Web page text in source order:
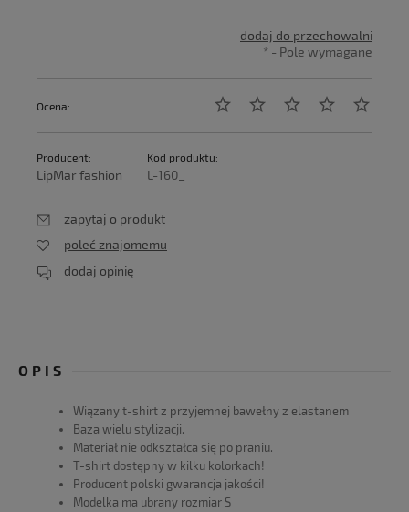
dodaj do przechowalni
* - Pole wymagane
Ocena:
Producent:
LipMar fashion
Kod produktu:
L-160_
zapytaj o produkt
poleć znajomemu
dodaj opinię
OPIS
Wiązany t-shirt z przyjemnej bawełny z elastanem
Baza wielu stylizacji.
Materiał nie odkształca się po praniu.
T-shirt dostępny w kilku kolorkach!
Producent polski gwarancja jakości!
Modelka ma ubrany rozmiar S